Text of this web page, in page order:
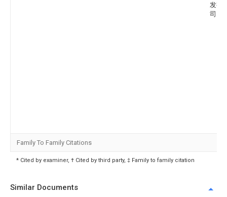
发有
司
Family To Family Citations
* Cited by examiner, † Cited by third party, ‡ Family to family citation
Similar Documents